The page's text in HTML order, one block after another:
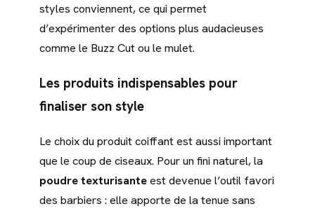
styles conviennent, ce qui permet
d’expérimenter des options plus audacieuses
comme le Buzz Cut ou le mulet.
Les produits indispensables pour
finaliser son style
Le choix du produit coiffant est aussi important
que le coup de ciseaux. Pour un fini naturel, la
poudre texturisanteest devenue l’outil favori
des barbiers : elle apporte de la tenue sans